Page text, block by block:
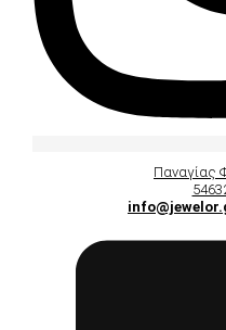
Παναγίας